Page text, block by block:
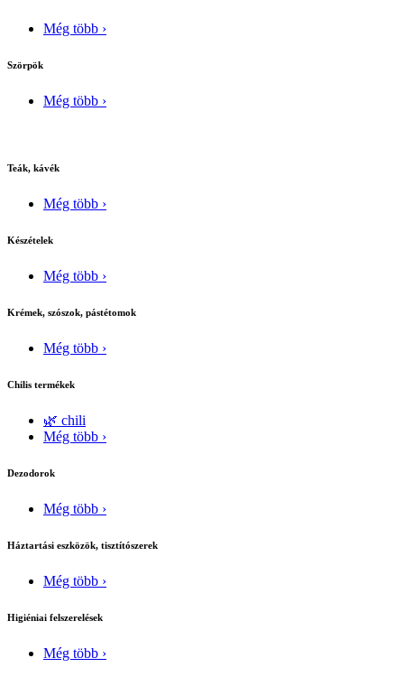
Még több ›
Szörpök
Még több ›
Teák, kávék
Még több ›
Készételek
Még több ›
Krémek, szószok, pástétomok
Még több ›
Chilis termékek
🌿 chili
Még több ›
Dezodorok
Még több ›
Háztartási eszközök, tisztítószerek
Még több ›
Higiéniai felszerelések
Még több ›